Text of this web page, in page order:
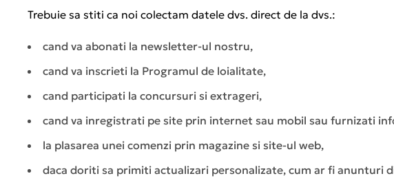
Trebuie sa stiti ca noi colectam datele dvs. direct de la dvs.:
cand va abonati la newsletter-ul nostru,
cand va inscrieti la Programul de loialitate,
cand participati la concursuri si extrageri,
cand va inregistrati pe site prin internet sau mobil sau furnizati
la plasarea unei comenzi prin magazine si site-ul web,
daca doriti sa primiti actualizari personalizate, cum ar fi anunturi